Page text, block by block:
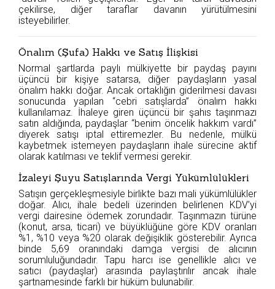
çekilirse, diğer taraflar davanın yürütülmesini
isteyebilirler.
Önalım (Şufa) Hakkı ve Satış İlişkisi
Normal şartlarda paylı mülkiyette bir paydaş payını
üçüncü bir kişiye satarsa, diğer paydaşların yasal
önalım hakkı doğar. Ancak ortaklığın giderilmesi davası
sonucunda yapılan “cebri satışlarda” önalım hakkı
kullanılamaz. İhaleye giren üçüncü bir şahıs taşınmazı
satın aldığında, paydaşlar “benim öncelik hakkım vardı”
diyerek satışı iptal ettiremezler. Bu nedenle, mülkü
kaybetmek istemeyen paydaşların ihale sürecine aktif
olarak katılması ve teklif vermesi gerekir.
İzaleyi Şuyu Satışlarında Vergi Yükümlülükleri
Satışın gerçekleşmesiyle birlikte bazı mali yükümlülükler
doğar. Alıcı, ihale bedeli üzerinden belirlenen KDV’yi
vergi dairesine ödemek zorundadır. Taşınmazın türüne
(konut, arsa, ticari) ve büyüklüğüne göre KDV oranları
%1, %10 veya %20 olarak değişiklik gösterebilir. Ayrıca
binde 5,69 oranındaki damga vergisi de alıcının
sorumluluğundadır. Tapu harcı ise genellikle alıcı ve
satıcı (paydaşlar) arasında paylaştırılır ancak ihale
şartnamesinde farklı bir hüküm bulunabilir.